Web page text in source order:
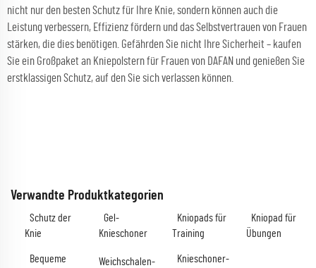
nicht nur den besten Schutz für Ihre Knie, sondern können auch die
Leistung verbessern, Effizienz fördern und das Selbstvertrauen von Frauen
stärken, die dies benötigen. Gefährden Sie nicht Ihre Sicherheit – kaufen
Sie ein Großpaket an Kniepolstern für Frauen von DAFAN und genießen Sie
erstklassigen Schutz, auf den Sie sich verlassen können.
Verwandte Produktkategorien
Schutz der
Knie
Gel-
Knieschoner
Kniopads für
Training
Kniopad für
Übungen
Bequeme
Weichschalen-
Knieschoner-